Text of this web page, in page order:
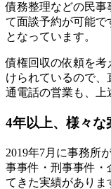
債務整理などの民事
て面談予約が可能で
となっています。
債権回収の依頼を考
けられているので
通電話の営業も、上
4年以上、様々な
2019年7月に事務所
事事件・刑事事件・
てきた実績がありま